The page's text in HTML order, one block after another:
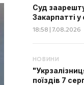
Суд
Закарпатті
18:58 | 7.08.2026
НОВИНИ
поїздів 7